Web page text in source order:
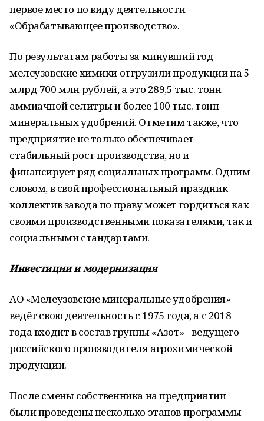
первое место по виду деятельности
«Обрабатывающее производство».
По результатам работы за минувший год
мелеузовские химики отгрузили продукции на 5
млрд 700 млн рублей, а это 289,5 тыс. тонн
аммиачной селитры и более 100 тыс. тонн
минеральных удобрений. Отметим также, что
предприятие не только обеспечивает
стабильный рост производства, но и
финансирует ряд социальных программ. Одним
словом, в свой профессиональный праздник
коллектив завода по праву может гордиться как
своими производственными показателями, так и
социальными стандартами.
Инвестиции и модернизация
АО «Мелеузовские минеральные удобрения»
ведёт свою деятельность с 1975 года, а с 2018
года входит в состав группы «Азот» - ведущего
российского производителя агрохимической
продукции.
После смены собственника на предприятии
были проведены несколько этапов программы